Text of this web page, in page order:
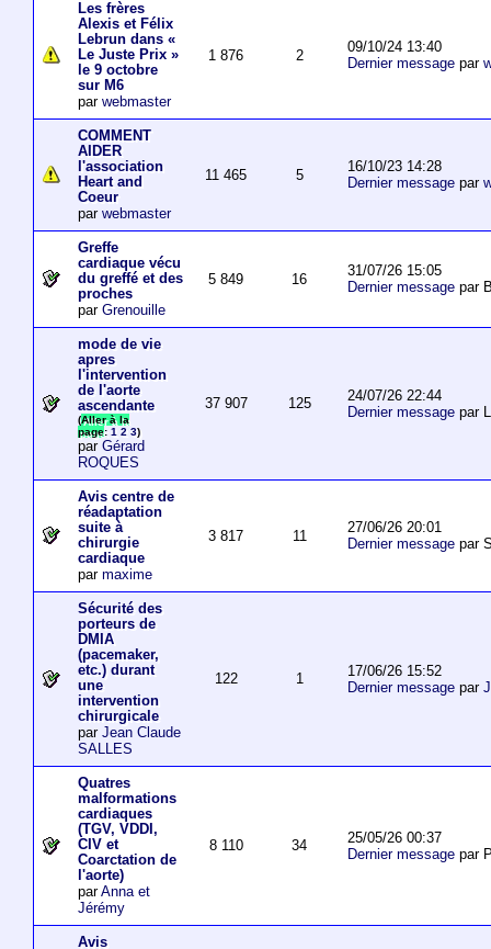
Les frères
Alexis et Félix
Lebrun dans «
Le Juste Prix »
le 9 octobre
sur M6
par webmaster
1 876 2
09/10/24 13:40
Dernier messagepar
COMMENT
AIDER
l'association
Heart and
Coeur
par webmaster
11 465 5
16/10/23 14:28
Dernier messagepar
Greffe
cardiaque vécu
du greffé et des
proches
par Grenouille
5 849 16
31/07/26 15:05
Dernier messagepar
mode de vie
apres
l'intervention
de l'aorte
ascendante
(Aller à la
page: 1 2 3)
par Gérard
ROQUES
37 907 125
24/07/26 22:44
Dernier messagepar
Avis centre de
réadaptation
suite à
chirurgie
cardiaque
par maxime
3 817 11
27/06/26 20:01
Dernier messagepar
Sécurité des
porteurs de
DMIA
(pacemaker,
etc.) durant
une
intervention
chirurgicale
par Jean Claude
SALLES
122 1
17/06/26 15:52
Dernier messagepar
Quatres
malformations
cardiaques
(TGV, VDDI,
CIV et
Coarctation de
l'aorte)
parAnna et
Jérémy
8 110 34
25/05/26 00:37
Dernier messagepar
Avis